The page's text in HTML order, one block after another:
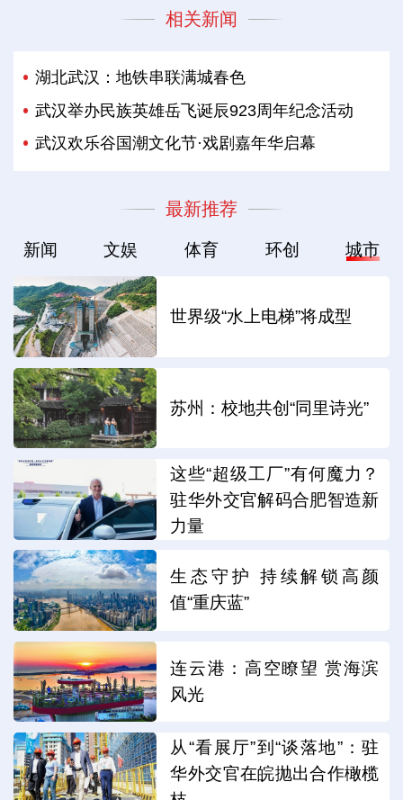
相关新闻
湖北武汉：地铁串联满城春色
武汉举办民族英雄岳飞诞辰923周年纪念活动
武汉欢乐谷国潮文化节·戏剧嘉年华启幕
最新推荐
新闻 文娱 体育 环创 城市
世界级“水上电梯”将成型
苏州：校地共创“同里诗光”
这些“超级工厂”有何魔力？
驻华外交官解码合肥智造新
力量
生态守护 持续解锁高颜
值“重庆蓝”
连云港：高空瞭望 赏海滨
风光
从“看展厅”到“谈落地”：驻
华外交官在皖抛出合作橄榄